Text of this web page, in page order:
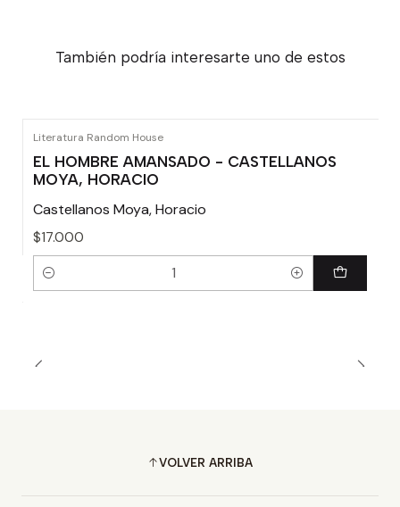
También podría interesarte uno de estos
Literatura Random House
EL HOMBRE AMANSADO - CASTELLANOS
MOYA, HORACIO
Castellanos Moya, Horacio
$17.000
Cantidad
VOLVER ARRIBA